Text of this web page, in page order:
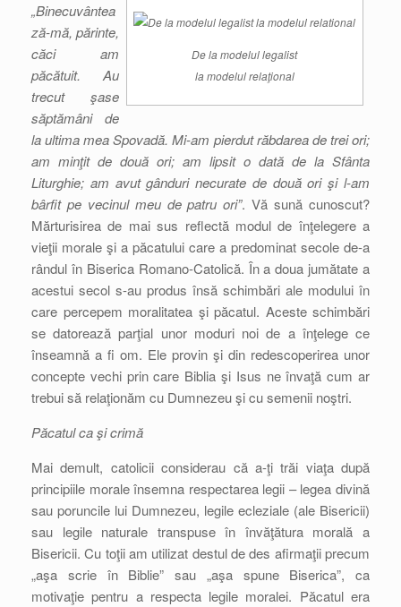
De la modelul legalist
la modelul relaţional
„Binecuvântea
ză-mă, părinte,
căci am
păcătuit. Au
trecut şase
săptămâni de
la ultima mea Spovadă. Mi-am pierdut răbdarea de trei ori;
am minţit de două ori; am lipsit o dată de la Sfânta
Liturghie; am avut gânduri necurate de două ori şi l-am
bârfit pe vecinul meu de patru ori”. Vă sună cunoscut?
Mărturisirea de mai sus reflectă modul de înţelegere a
vieţii morale şi a păcatului care a predominat secole de-a
rândul în Biserica Romano-Catolică. În a doua jumătate a
acestui secol s-au produs însă schimbări ale modului în
care percepem moralitatea şi păcatul. Aceste schimbări
se datorează parţial unor moduri noi de a înţelege ce
înseamnă a fi om. Ele provin şi din redescoperirea unor
concepte vechi prin care Biblia şi Isus ne învaţă cum ar
trebui să relaţionăm cu Dumnezeu şi cu semenii noştri.
Păcatul ca şi crimă
Mai demult, catolicii considerau că a-ţi trăi viaţa după
principiile morale însemna respectarea legii – legea divină
sau poruncile lui Dumnezeu, legile ecleziale (ale Bisericii)
sau legile naturale transpuse în învăţătura morală a
Bisericii. Cu toţii am utilizat destul de des afirmaţii precum
„aşa scrie în Biblie” sau „aşa spune Biserica”, ca
motivaţie pentru a respecta legile moralei. Păcatul era